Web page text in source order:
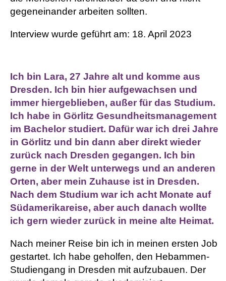
gegeneinander arbeiten sollten.
Interview wurde geführt am: 18. April 2023
Ich bin Lara, 27 Jahre alt und komme aus
Dresden. Ich bin hier aufgewachsen und
immer hiergeblieben, außer für das Studium.
Ich habe in Görlitz Gesundheitsmanagement
im Bachelor studiert. Dafür war ich drei Jahre
in Görlitz und bin dann aber direkt wieder
zurück nach Dresden gegangen. Ich bin
gerne in der Welt unterwegs und an anderen
Orten, aber mein Zuhause ist in Dresden.
Nach dem Studium war ich acht Monate auf
Südamerikareise, aber auch danach wollte
ich gern wieder zurück in meine alte Heimat.
Nach meiner Reise bin ich in meinen ersten Job
gestartet. Ich habe geholfen, den Hebammen-
Studiengang in Dresden mit aufzubauen. Der